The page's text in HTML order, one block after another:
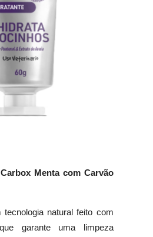
Menta com Carvão
natural feito com
garante uma limpeza